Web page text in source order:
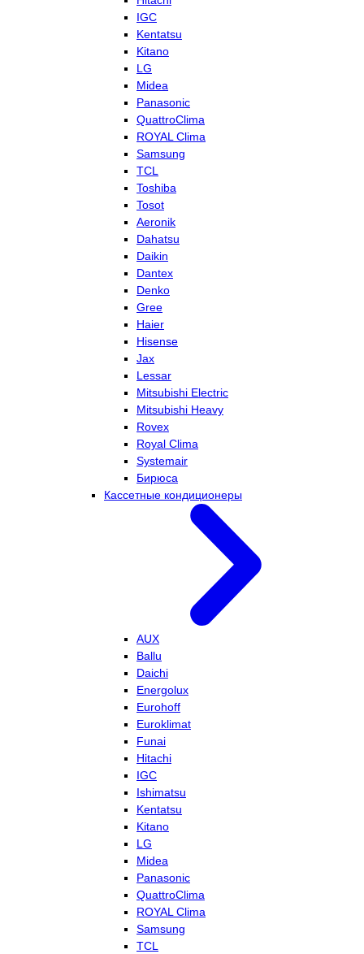
IGC
Kentatsu
Kitano
LG
Midea
Panasonic
QuattroClima
ROYAL Clima
Samsung
TCL
Toshiba
Tosot
Aeronik
Dahatsu
Daikin
Dantex
Denko
Gree
Haier
Hisense
Jax
Lessar
Mitsubishi Electric
Mitsubishi Heavy
Rovex
Royal Clima
Systemair
Бирюса
Кассетные кондиционеры
AUX
Ballu
Daichi
Energolux
Eurohoff
Euroklimat
Funai
Hitachi
IGC
Ishimatsu
Kentatsu
Kitano
LG
Midea
Panasonic
QuattroClima
ROYAL Clima
Samsung
TCL